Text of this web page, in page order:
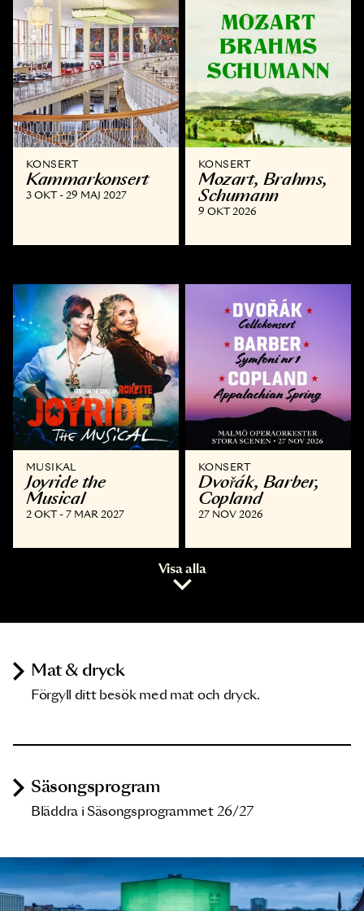
KONSERT
Kammar­konsert
3 OKT - 29 MAJ 2027
KONSERT
Mozart, Brahms,
Schumann
9 OKT 2026
MUSIKAL
Joyride the
Musical
2 OKT - 7 MAR 2027
KONSERT
Dvořák, Barber,
Copland
27 NOV 2026
Visa alla
Mat & dryck
Förgyll ditt besök med mat och dryck.
Säsongsprogram
Bläddra i Säsongsprogrammet 26/27